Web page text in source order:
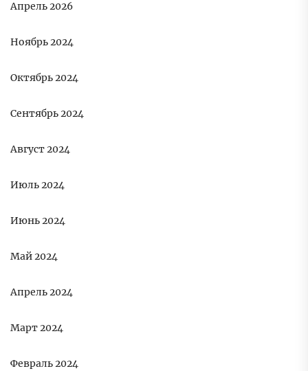
Апрель 2026
Ноябрь 2024
Октябрь 2024
Сентябрь 2024
Август 2024
Июль 2024
Июнь 2024
Май 2024
Апрель 2024
Март 2024
Февраль 2024